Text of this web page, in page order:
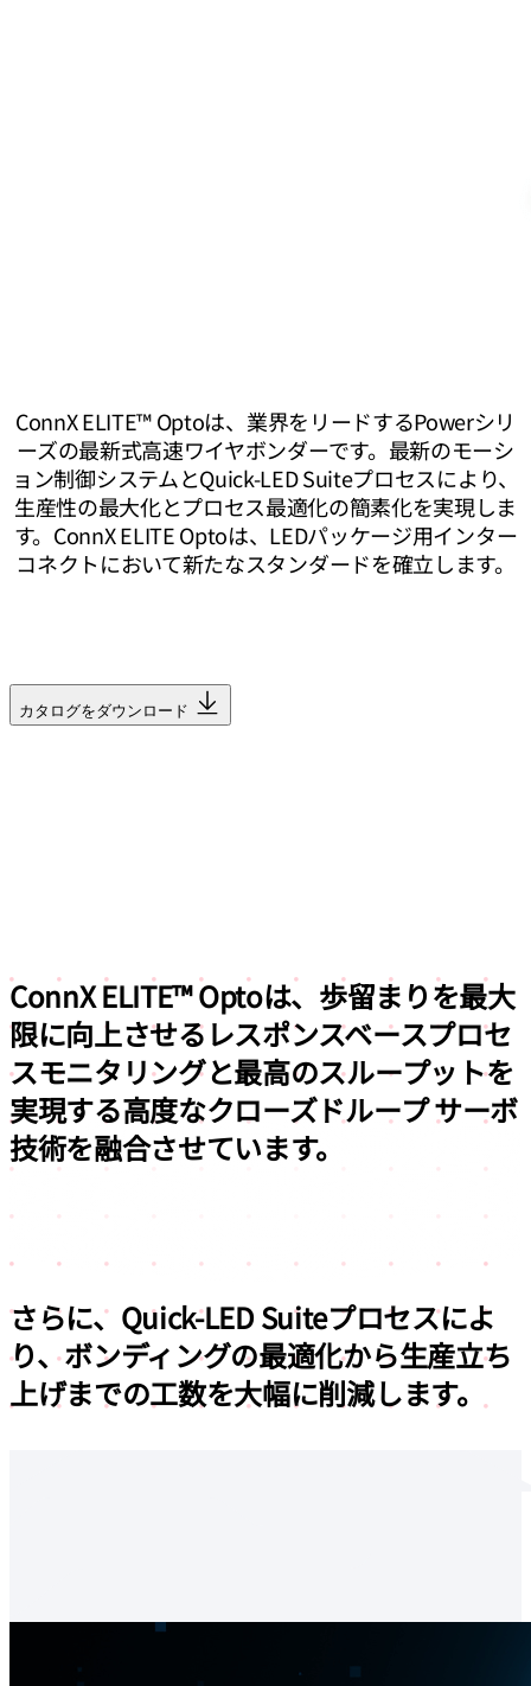
ConnX ELITE™ Optoは、業界をリードするPowerシリ
ーズの最新式高速ワイヤボンダーです。最新のモーシ
ョン制御システムとQuick-LED Suiteプロセスにより、
生産性の最大化とプロセス最適化の簡素化を実現しま
す。ConnX ELITE Optoは、LEDパッケージ用インター
コネクトにおいて新たなスタンダードを確立します。
カタログをダウンロード
ConnX ELITE™ Optoは、 歩留まりを最大
限に向上させるレスポンスベースプロセ
スモニタリングと最高のスループットを
実現する高度なクローズドループ サーボ
技術を融合させています。
さらに、Quick-LED Suiteプロセスによ
り、ボンディングの最適化から生産立ち
上げまでの工数を大幅に削減します。